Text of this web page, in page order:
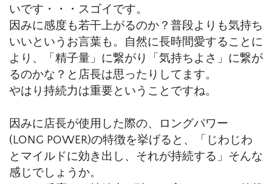
いです・・・スゴイです。
因みに感度も若干上がるのか？普段よりも気持ち
いいというお言葉も。自然に長時間愛することに
より、「精子量」に繋がり「気持ちよさ」に繋が
るのかな？と店長は思ったりしてます。
やはり持続力は重要ということですね。
因みに店長が使用した際の、ロングパワー
(LONG POWER)の特徴を挙げると、「じわじわ
とマイルドに効き出し、それが持続する」そんな
感じでしょうか。